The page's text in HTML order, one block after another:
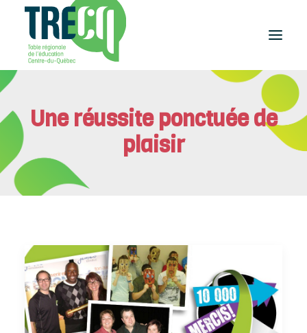
éducative
Lecture
Plaisir de lire
Événements
et activités
au Centre-du-Québec
Outils
et publications
Accueil
Une réussite ponctuée de
plaisir